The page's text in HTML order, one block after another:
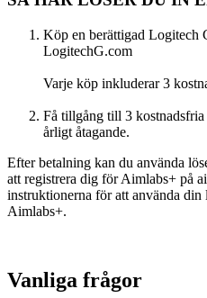
Köp en berättigad Logitech
LogitechG.com
Varje köp inkluderar 3
Få tillgång till 3
årligt åtagande.
Efter betalning kan du använda
att registrera dig för Aimlabs+ på
instruktionerna för att använda
Aimlabs+.
Vanliga frågor